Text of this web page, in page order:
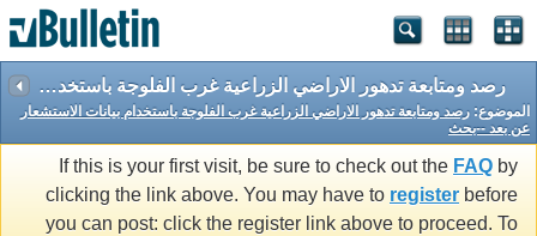
رصد ومتابعة تدهور الاراضي الزراعية غرب الفلوجة باستخدام بيانات الاستشعار عن بعد --بحث
الموضوع: رصد ومتابعة تدهور الاراضي الزراعية غرب الفلوجة باستخدام بيانات الاستشعار
عن بعد --بحث
If this is your first visit, be sure to check out the FAQ by
clicking the link above. You may have to register before
you can post: click the register link above to proceed. To